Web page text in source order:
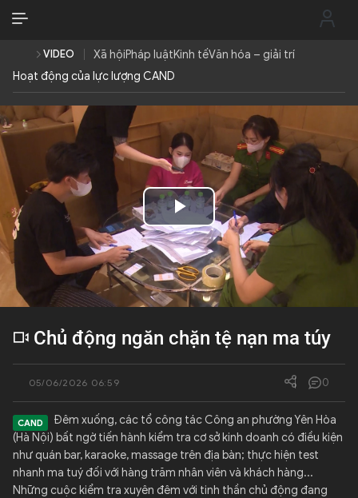
THỜI SỰ
CHỐNG DIỄN BIẾN HÒA BÌNH
CÔNG AN TRONG LÒNG DÂN
XÃ HỘI
PHÁP LUẬT
CÔNG NGHỆ
QUỐC TẾ
VĂN HÓA - THỂ THAO
BẠN ĐỌC & CAND
VIDEO Xã hộiPháp luậtKinh tếVăn hóa – giải trí
Hoạt động của lực lượng CAND
Play
Video
Chủ động ngăn chặn tệ nạn ma túy
05/06/2026 06:59 0
Đêm xuống, các tổ công tác Công an phường Yên Hòa
(Hà Nội) bất ngờ tiến hành kiểm tra cơ sở kinh doanh có điều kiện
như quán bar, karaoke, massage trên địa bàn; thực hiện test
nhanh ma tuý đối với hàng trăm nhân viên và khách hàng...
Những cuộc kiểm tra xuyên đêm với tinh thần chủ động đang